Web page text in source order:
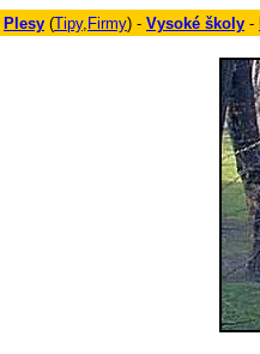
Plesy (Tipy, Firmy) - Vysoké školy -